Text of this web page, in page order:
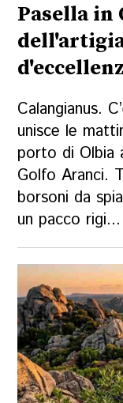
Pasella in
Calangianus.
unisce le
porto di Olbia
Golfo Aranci.
borsoni da
un pacco rigi...